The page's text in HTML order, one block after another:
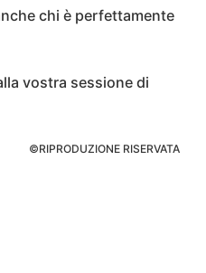
chi è perfettamente
vostra sessione di
©RIPRODUZIONE RISERVATA